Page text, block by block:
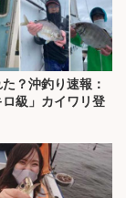
？沖釣り速報：
級」カイワリ登